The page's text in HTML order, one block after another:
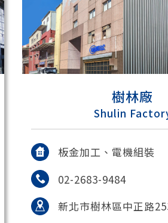
樹林廠
Shulin
板金加工、電機組裝
02-2683-9484
新北市樹林區中正路